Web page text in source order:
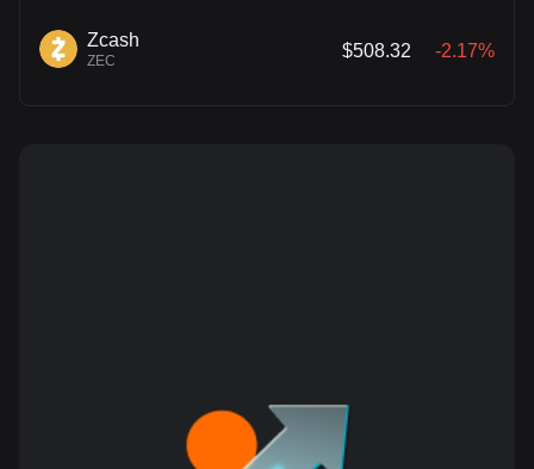
Zcash
ZEC
$508.32 -2.17%